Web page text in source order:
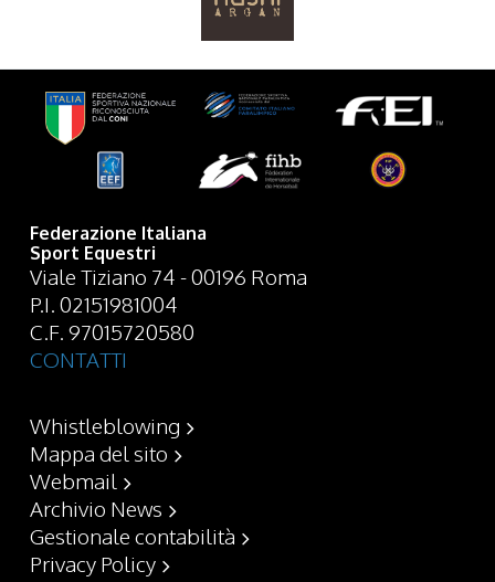
Federazione Italiana
Sport Equestri
Viale Tiziano 74 - 00196 Roma
P.I. 02151981004
C.F. 97015720580
CONTATTI
Whistleblowing
Mappa del sito
Webmail
Archivio News
Gestionale contabilità
Privacy Policy